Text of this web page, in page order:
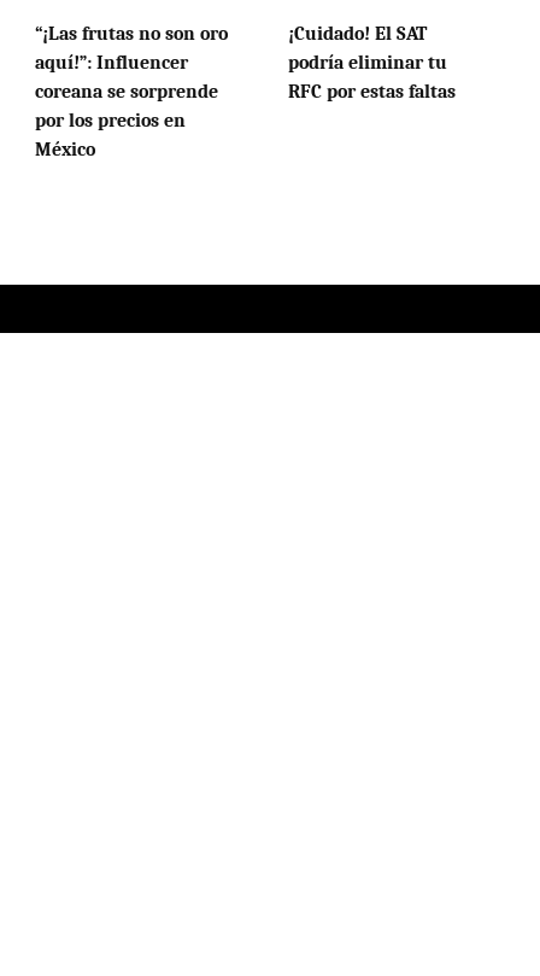
“¡Las frutas no son oro
aquí!”: Influencer
coreana se sorprende
por los precios en
México
¡Cuidado! El SAT
podría eliminar tu
RFC por estas faltas